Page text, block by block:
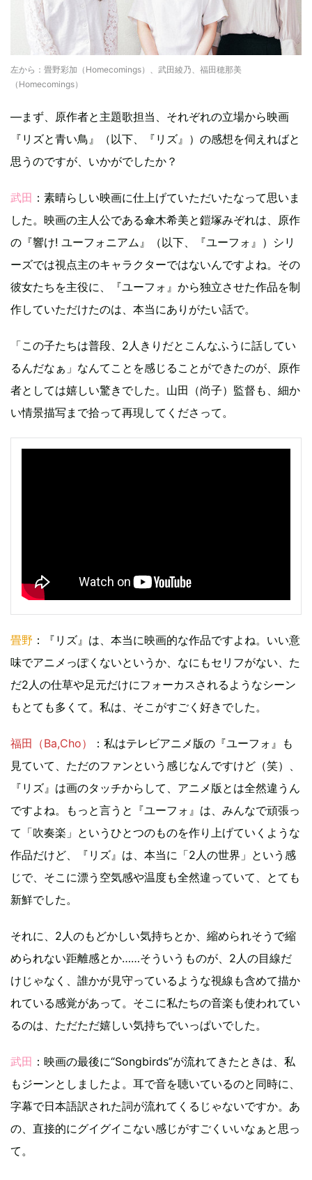
左から：畳野彩加（Homecomings）、武田綾乃、福田穂那美
（Homecomings）
—まず、原作者と主題歌担当、それぞれの立場から映画
『リズと青い鳥』（以下、『リズ』）の感想を伺えればと
思うのですが、いかがでしたか？
武田 ：素晴らしい映画に仕上げていただいたなって思いま
した。映画の主人公である傘木希美と鎧塚みぞれは、原作
の『響け! ユーフォニアム』（以下、『ユーフォ』）シリ
ーズでは視点主のキャラクターではないんですよね。その
彼女たちを主役に、『ユーフォ』から独立させた作品を制
作していただけたのは、本当にありがたい話で。
「この子たちは普段、2人きりだとこんなふうに話してい
るんだなぁ」なんてことを感じることができたのが、原作
者としては嬉しい驚きでした。山田（尚子）監督も、細か
い情景描写まで拾って再現してくださって。
畳野 ：『リズ』は、本当に映画的な作品ですよね。いい意
味でアニメっぽくないというか、なにもセリフがない、た
だ2人の仕草や足元だけにフォーカスされるようなシーン
もとても多くて。私は、そこがすごく好きでした。
福田（Ba,Cho）
：私はテレビアニメ版の『ユーフォ』も
見ていて、ただのファンという感じなんですけど（笑）、
『リズ』は画のタッチからして、アニメ版とは全然違うん
ですよね。もっと言うと『ユーフォ』は、みんなで頑張っ
て「吹奏楽」というひとつのものを作り上げていくような
作品だけど、『リズ』は、本当に「2人の世界」という感
じで、そこに漂う空気感や温度も全然違っていて、とても
新鮮でした。
それに、2人のもどかしい気持ちとか、縮められそうで縮
められない距離感とか……そういうものが、2人の目線だ
けじゃなく、誰かが見守っているような視線も含めて描か
れている感覚があって。そこに私たちの音楽も使われてい
るのは、ただただ嬉しい気持ちでいっぱいでした。
武田 ：映画の最後に“Songbirds”が流れてきたときは、私
もジーンとしましたよ。耳で音を聴いているのと同時に、
字幕で日本語訳された詞が流れてくるじゃないですか。あ
の、直接的にグイグイこない感じがすごくいいなぁと思っ
て。